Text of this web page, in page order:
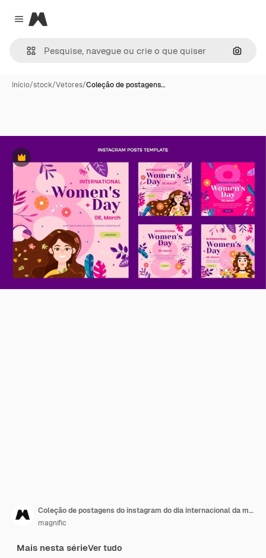
Close menu
Magnific
Início/stock/Vetores/Coleção de postagens…
Premium
Coleção de postagens do instagram do dia internacional da mulher plana
magnific
Mais nesta sérieVer tudo